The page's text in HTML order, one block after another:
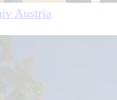
Austria